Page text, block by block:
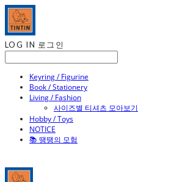
LOG IN 로그인
Keyring / Figurine
Book / Stationery
Living / Fashion
사이즈별 티셔츠 모아보기
Hobby / Toys
NOTICE
📚 땡땡의 모험